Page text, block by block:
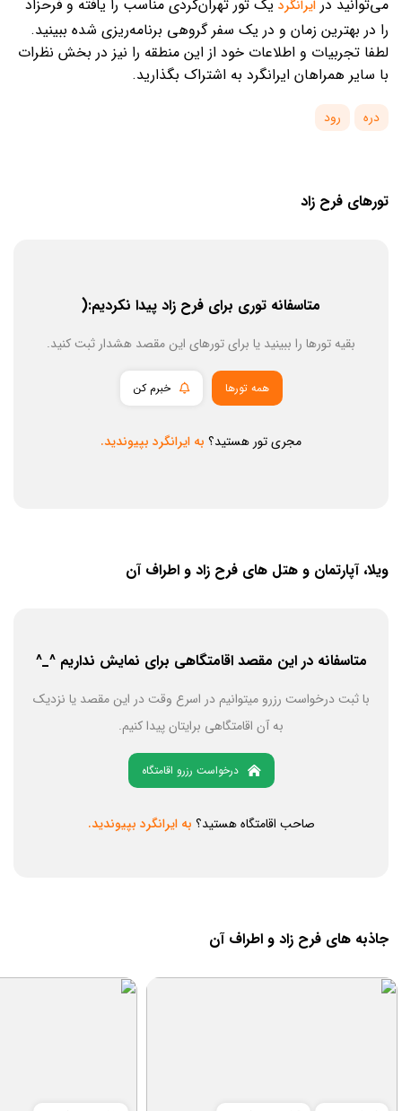
می‌توانید در ایرانگرد یک تور تهران‌گردی مناسب را یافته و فرحزاد
را در بهترین زمان و در یک سفر گروهی برنامه‌ریزی شده ببینید.
لطفا تجربیات و اطلاعات خود از این منطقه را نیز در بخش نظرات
با سایر همراهان ایرانگرد به اشتراک بگذارید.
دره رود
تورهای فرح زاد
متاسفانه توری برای فرح زاد پیدا نکردیم:(
بقیه تورها را ببینید یا برای تورهای این مقصد هشدار ثبت کنید.
همه تورها خبرم کن
مجری تور هستید؟ به ایرانگرد بپیوندید.
ویلا، آپارتمان و هتل های فرح زاد و اطراف آن
متاسفانه در این مقصد اقامتگاهی برای نمایش نداریم ^_^
با ثبت درخواست رزرو میتوانیم در اسرع وقت در این مقصد یا نزدیک
به آن اقامتگاهی برایتان پیدا کنیم.
درخواست رزرو اقامتگاه
صاحب اقامتگاه هستید؟ به ایرانگرد بپیوندید.
جاذبه های فرح زاد و اطراف آن